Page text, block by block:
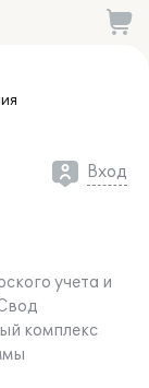
Вход
учета и
комплекс